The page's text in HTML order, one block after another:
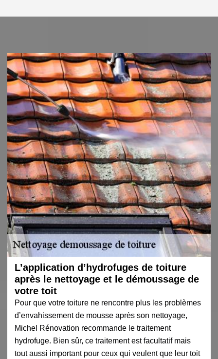
L’application d’hydrofuges de toiture
après le nettoyage et le démoussage de
votre toit
Pour que votre toiture ne rencontre plus les problèmes
d’envahissement de mousse après son nettoyage,
Michel Rénovation recommande le traitement
hydrofuge. Bien sûr, ce traitement est facultatif mais
tout aussi important pour ceux qui veulent que leur toit